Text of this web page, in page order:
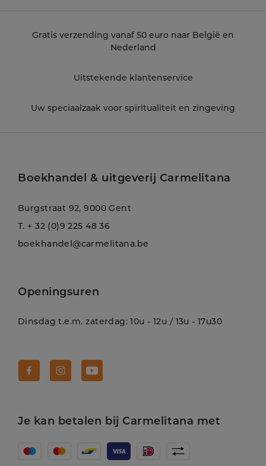
Gratis verzending vanaf 50 euro naar België en
Nederland
Uitstekende klantenservice
Uw speciaalzaak voor spiritualiteit en zingeving
Boekhandel & uitgeverij Carmelitana
Burgstraat 92, 9000 Gent
T. + 32 (0)9 225 48 36
boekhandel@carmelitana.be
Openingsuren
Dinsdag t.e.m. zaterdag: 10u - 12u / 13u - 17u30
Je kan betalen bij Carmelitana met